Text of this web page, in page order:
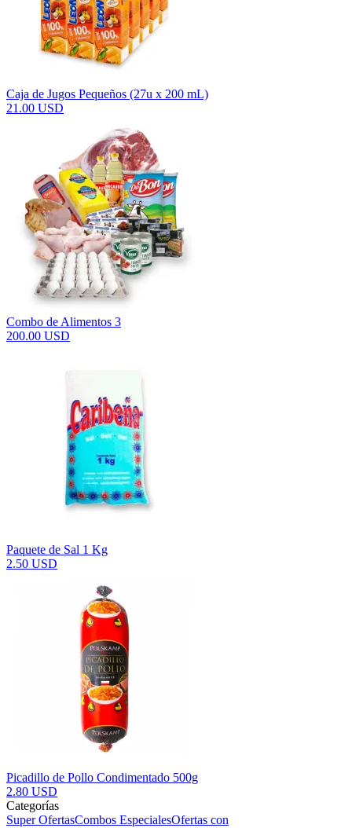
Caja de Jugos Pequeños (27u x 200 mL)
21.00 USD
Combo de Alimentos 3
200.00 USD
Paquete de Sal 1 Kg
2.50 USD
Picadillo de Pollo Condimentado 500g
2.80 USD
Categorías
Super OfertasCombos EspecialesOfertas con